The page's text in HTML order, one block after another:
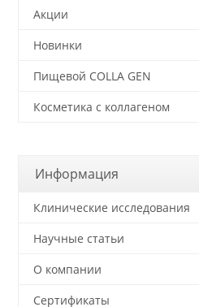
Акции
Новинки
Пищевой COLLA GEN
Косметика с коллагеном
Информация
Клинические исследования
Научные статьи
О компании
Сертификаты